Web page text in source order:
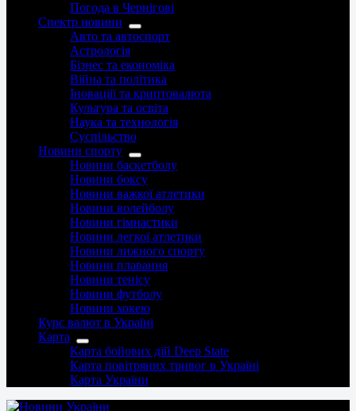
Погода в Чернігові
Спектр новини
Авто та автоспорт
Астрологія
Бізнес та економіка
Війна та політика
Іноваціії та криптовалюта
Культура та освіта
Наука та технологія
Суспільство
Новини спорту
Новини баскетболу
Новини боксу
Новини важкої атлетики
Новини волейболу
Новини гімнастики
Новини легкої атлетики
Новини лижного спорту
Новини плавання
Новини тенісу
Новини футболу
Новини хокею
Курс валют в Україні
Карта
Карта бойових дій Deep State
Карта повітряних тривог в Україні
Карта України